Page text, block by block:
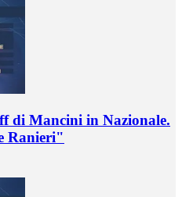
di Mancini in Nazionale.
Ranieri"